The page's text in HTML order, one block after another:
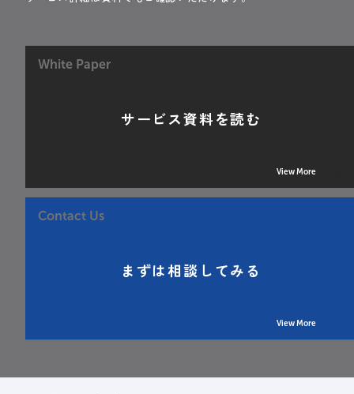
White Paper
サービス資料を読む
View More
Contact Us
まずは相談してみる
View More